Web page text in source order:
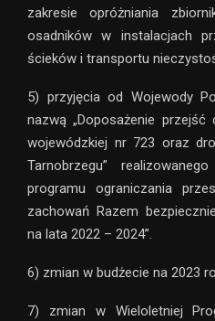
zakresie opróżniania
osadników w instalacjach
ścieków i transportu
5) przyjęcia od Wojewody
nazwą „Doposażenie
wojewódzkiej nr 723 oraz
Tarnobrzegu”
programu ograniczania
zachowań Razem
na lata 2022 – 2024”.
6) zmian w budżecie na 2023
7) zmian w Wieloletniej